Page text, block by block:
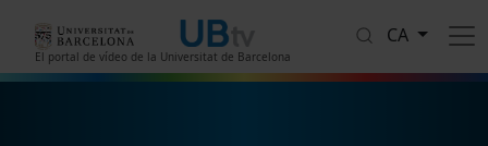
El portal de vídeo de la Universitat de Barcelona
CA